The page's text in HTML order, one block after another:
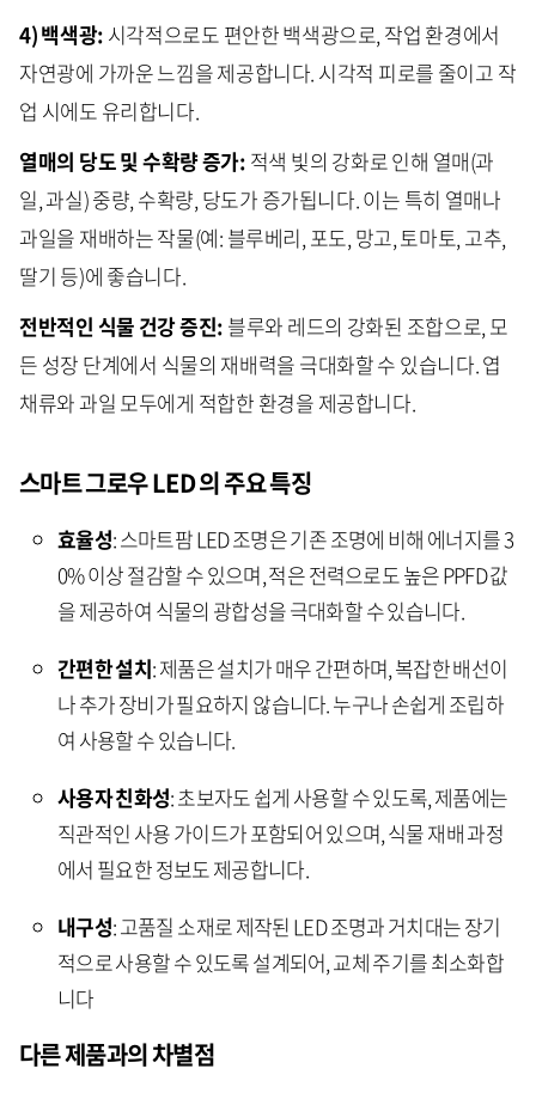
4) 백색광: 시각적으로도 편안한 백색광으로, 작업 환경에서
자연광에 가까운 느낌을 제공합니다. 시각적 피로를 줄이고 작
업 시에도 유리합니다.
열매의 당도 및 수확량 증가: 적색 빛의 강화로 인해 열매(과
일, 과실) 중량, 수확량, 당도가 증가됩니다. 이는 특히 열매나
과일을 재배하는 작물(예: 블루베리, 포도, 망고, 토마토, 고추,
딸기 등)에 좋습니다.
전반적인 식물 건강 증진: 블루와 레드의 강화된 조합으로, 모
든 성장 단계에서 식물의 재배력을 극대화할 수 있습니다. 엽
채류와 과일 모두에게 적합한 환경을 제공합니다.
스마트 그로우 LED의 주요 특징
효율성: 스마트팜 LED 조명은 기존 조명에 비해 에너지를 3
0% 이상 절감할 수 있으며, 적은 전력으로도 높은 PPFD 값
을 제공하여 식물의 광합성을 극대화할 수 있습니다.
간편한 설치: 제품은 설치가 매우 간편하며, 복잡한 배선이
나 추가 장비가 필요하지 않습니다. 누구나 손쉽게 조립하
여 사용할 수 있습니다.
사용자 친화성: 초보자도 쉽게 사용할 수 있도록, 제품에는
직관적인 사용 가이드가 포함되어 있으며, 식물 재배 과정
에서 필요한 정보도 제공합니다.
내구성: 고품질 소재로 제작된 LED 조명과 거치대는 장기
적으로 사용할 수 있도록 설계되어, 교체 주기를 최소화합
니다
다른 제품과의 차별점